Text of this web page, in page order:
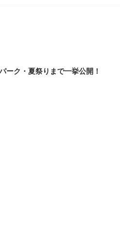
ーク・夏祭りまで一挙公開！